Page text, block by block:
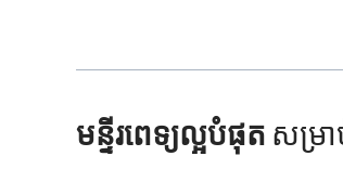
មន្ទីរពេទ្យល្អបំផុត សម្រា